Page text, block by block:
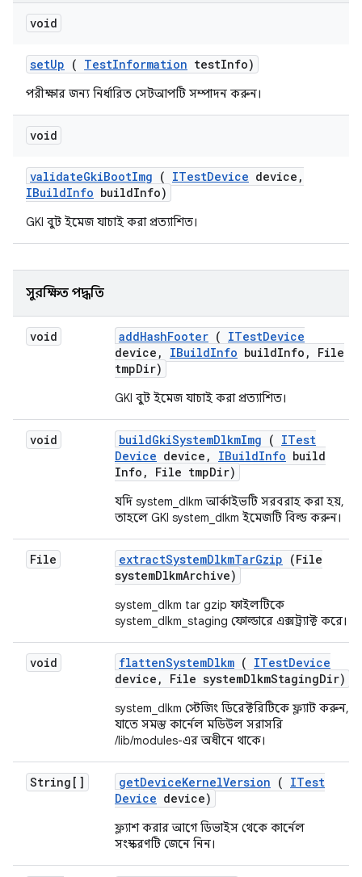
void
setUp ( TestInformation testInfo)
পরীক্ষার জন্য নির্ধারিত সেটআপটি সম্পাদন করুন।
void
validateGkiBootImg ( ITestDevice device ,
IBuildInfo buildInfo)
GKI বুট ইমেজ যাচাই করা প্রত্যাশিত।
সুরক্ষিত পদ্ধতি
void addHashFooter ( ITestDevice
device , IBuildInfo buildInfo ,
File
tmpDir)
GKI বুট ইমেজ যাচাই করা প্রত্যাশিত।
void buildGkiSystemDlkmImg ( ITest
Device device , IBuildInfo build
Info , File tmpDir)
যদি system_dlkm আর্কাইভটি সরবরাহ করা হয়,
তাহলে GKI system_dlkm ইমেজটি বিল্ড করুন।
File extractSystemDlkmTarGzip (File
systemDlkmArchive)
system_dlkm tar gzip ফাইলটিকে
system_dlkm_staging ফোল্ডারে এক্সট্র্যাক্ট করে।
void flattenSystemDlkm ( ITestDevice
device , File systemDlkmStagingDir)
system_dlkm স্টেজিং ডিরেক্টরিটিকে ফ্ল্যাট করুন,
যাতে সমস্ত কার্নেল মডিউল সরাসরি
/lib/modules-এর অধীনে থাকে।
String[] getDeviceKernelVersion ( ITest
Device device)
ফ্ল্যাশ করার আগে ডিভাইস থেকে কার্নেল
সংস্করণটি জেনে নিন।